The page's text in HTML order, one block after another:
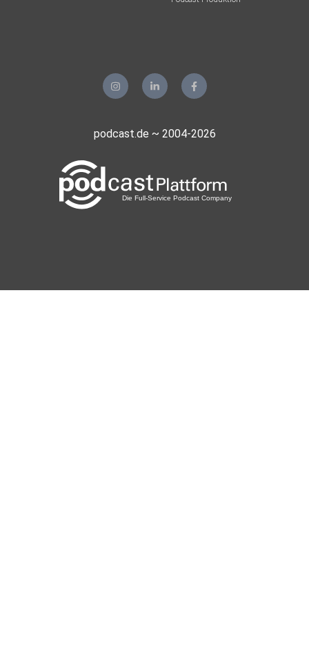
podcast.de ~ 2004-2026